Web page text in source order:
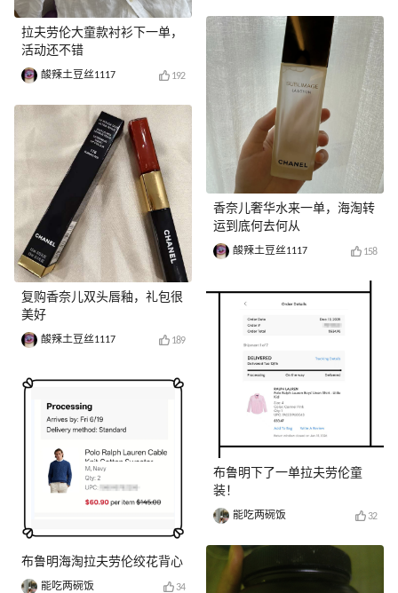
拉夫劳伦大童款衬衫下一单，
活动还不错
酸辣土豆丝1117 192
复购香奈儿双头唇釉，礼包很
美好
酸辣土豆丝1117 189
布鲁明海淘拉夫劳伦绞花背心
能吃两碗饭 34
香奈儿奢华水来一单，海淘转
运到底何去何从
酸辣土豆丝1117 158
布鲁明下了一单拉夫劳伦童
装！
能吃两碗饭 32